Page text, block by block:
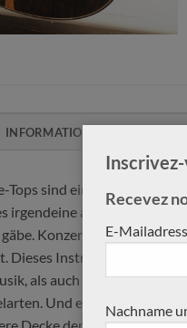
INFORMATIONS
Tops sind einzigartig in
irgendeine andere so gute
Konzert-Gitarristen wie
Dieses Instrument eignet
als auch für kräftigere
Und einen
Recevez
E-
Nachname